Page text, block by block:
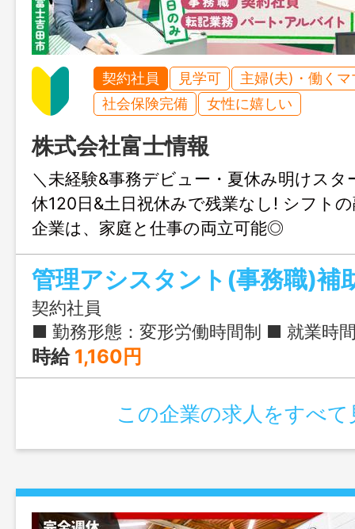
契約社員 見学可
主婦(夫)・働くマ
社会保険完備
女性に嬉しい
株式会社富士情報
＼未経験&事務デビュー・夏休み明けスタ
休120日&土日祝休みで残業なし! シフト
企業は、家庭と仕事の両立可能◎
管理アシスタント(事務職)補
契約社員
■ 勤務形態：変形労働時間制 ■ 就業時間： ・閑散期(3～9月)：9:00-16:00／9:00-17:00 ・繁忙期(1～2月／10～12月)：8:30-17:00 ■ 実働時間：6～7.5時間 ■ 固定残業有無：なし ※時短やシ
時給 1,160円
この企業の求人をすべて